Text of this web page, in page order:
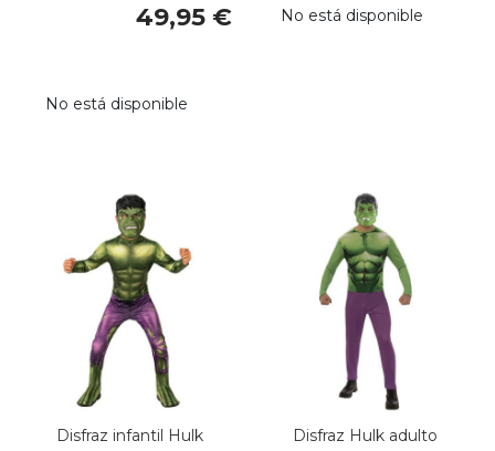
49,95 €
No está disponible
No está disponible
Disfraz infantil Hulk Disfraz Hulk adulto